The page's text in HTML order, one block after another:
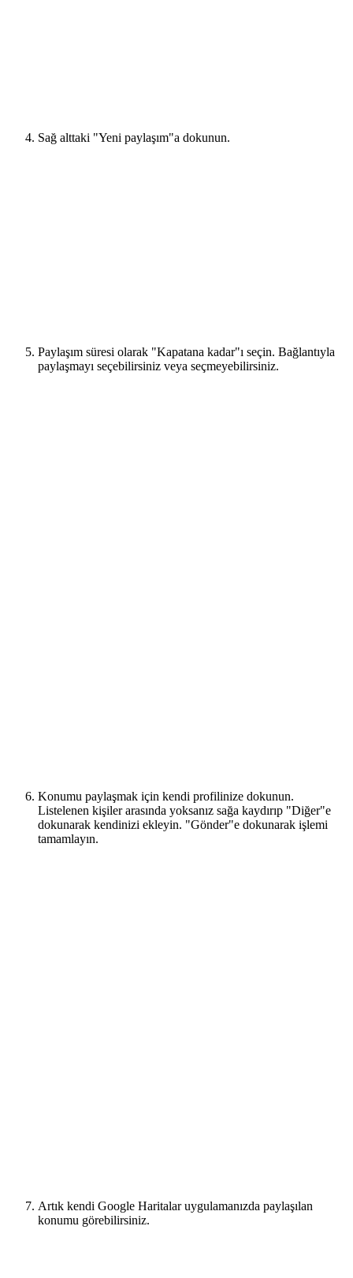
Sağ alttaki "Yeni paylaşım"a dokunun.
Paylaşım süresi olarak "Kapatana kadar"ı seçin. Bağlantıyla
paylaşmayı seçebilirsiniz veya seçmeyebilirsiniz.
Konumu paylaşmak için kendi profilinize dokunun.
Listelenen kişiler arasında yoksanız sağa kaydırıp "Diğer"e
dokunarak kendinizi ekleyin. "Gönder"e dokunarak işlemi
tamamlayın.
Artık kendi Google Haritalar uygulamanızda paylaşılan
konumu görebilirsiniz.